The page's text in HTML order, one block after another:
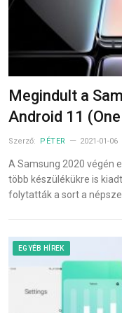
Megindult a
Android 11
Szerző: PÉTER 2021-01-06
A Samsung 2020 végén
több készülékükre is
folytatták a sort a
EGYÉB HÍREK